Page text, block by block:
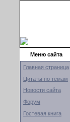
Меню сайта
Главная страница
Цитаты по темам
Новости сайта
Форум
Гостевая книга